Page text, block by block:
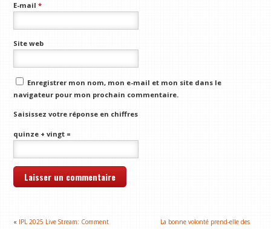
E-mail*
Site web
Enregistrer mon nom, mon e-mail et mon site dans le
navigateur pour mon prochain commentaire.
Saisissez votre réponse en chiffres
quinze + vingt =
« IPL 2025 Live Stream: Comment
La bonne volonté prend-elle des